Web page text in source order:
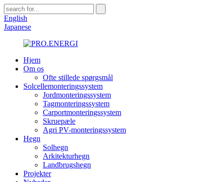
English
Japanese
Hjem
Om os
Ofte stillede spørgsmål
Solcellemonteringssystem
Jordmonteringssystem
Tagmonteringssystem
Carportmonteringssystem
Skruepæle
Agri PV-monteringssystem
Hegn
Solhegn
Arkitekturhegn
Landbrugshegn
Projekter